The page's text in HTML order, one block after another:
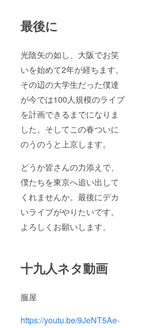
最後に
光陰矢の如し、大阪でお笑
いを始めて2年が経ちます。
その辺の大学生だった僕達
が今では100人規模のライブ
を計画できるまでになりま
した。そしてこの春ついに
のうのうと上京します。
どうか皆さんの力添えで、
僕たちを東京へ追い出して
くれませんか。最後にデカ
いライブがやりたいです。
よろしくお願いします。
十九人ネタ動画
服屋
https://youtu.be/9JeNT5Ae-